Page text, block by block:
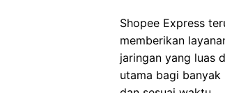
Shopee Express
memberikan
jaringan yang luas
utama bagi banyak